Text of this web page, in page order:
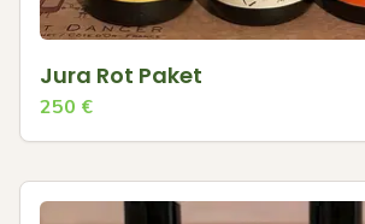
Jura Rot Paket
250 €